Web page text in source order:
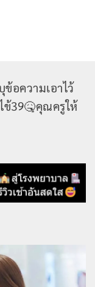
อความเอาไว้
ข้39🤒คุณครูให้